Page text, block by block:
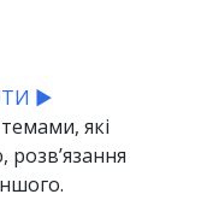
▶
які